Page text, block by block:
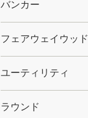
バンカー
フェアウェイウッド
ユーティリティ
ラウンド